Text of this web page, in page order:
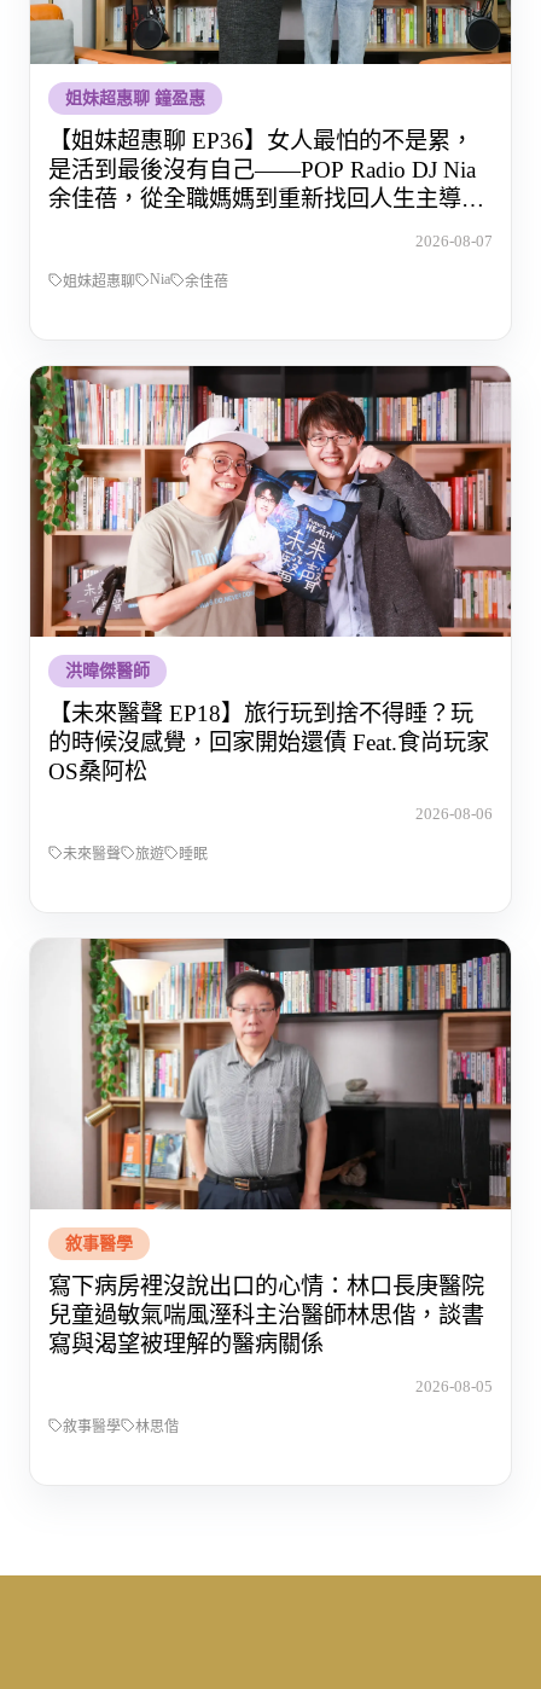
姐妹超惠聊 鐘盈惠
【姐妹超惠聊 EP36】女人最怕的不是累，
是活到最後沒有自己——POP Radio DJ Nia
余佳蓓，從全職媽媽到重新找回人生主導權
2026-08-07
姐妹超惠聊 Nia 余佳蓓
洪暐傑醫師
【未來醫聲 EP18】旅行玩到捨不得睡？玩
的時候沒感覺，回家開始還債 Feat.食尚玩家
OS桑阿松
2026-08-06
未來醫聲 旅遊 睡眠
敘事醫學
寫下病房裡沒說出口的心情：林口長庚醫院
兒童過敏氣喘風溼科主治醫師林思偕，談書
寫與渴望被理解的醫病關係
2026-08-05
敘事醫學 林思偕